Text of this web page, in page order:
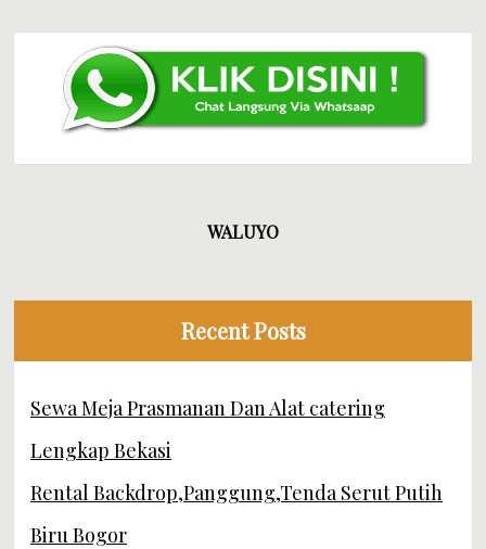
WALUYO
Recent Posts
Sewa Meja Prasmanan Dan Alat catering
Lengkap Bekasi
Rental Backdrop,Panggung,Tenda Serut Putih
Biru Bogor